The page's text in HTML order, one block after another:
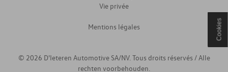
Mentions légales
Vie privée
© 2026 D'Ieteren Automotive SA/NV. Tous droits réservés / Alle
rechten voorbehouden.
Cookies